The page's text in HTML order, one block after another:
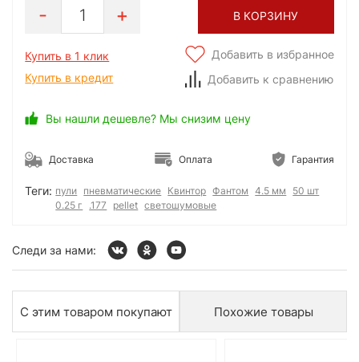
1 В КОРЗИНУ
Купить в 1 клик
Купить в кредит
Добавить в избранное
Добавить к сравнению
Вы нашли дешевле? Мы снизим цену
Доставка Оплата Гарантия
Теги: пули пневматические Квинтор Фантом 4.5 мм
50 шт
0.25 г
.177 pellet светошумовые
Следи за нами:
С этим товаром покупают Похожие товары